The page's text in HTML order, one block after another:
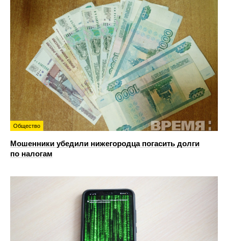
Общество
Мошенники убедили нижегородца погасить долги
по налогам